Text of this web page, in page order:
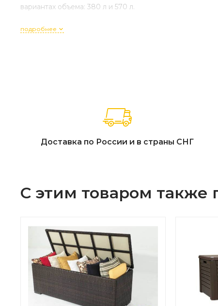
вариантах объема: 380 л и 570 л.
подробнее
Доставка по России и в страны СНГ
С этим товаром также